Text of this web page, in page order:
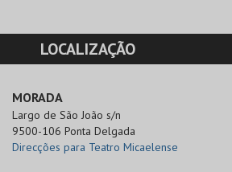
LOCALIZAÇÃO
MORADA
Largo de São João s/n
9500-106 Ponta Delgada
Direcções para Teatro Micaelense